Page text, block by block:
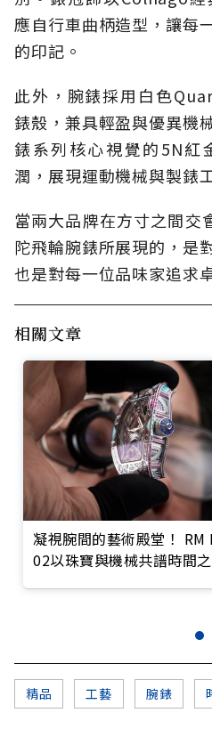
應自行車曲柄造型，讓每
的印記。
此外，腕錶採用白色
錶殼，兼具輕盈與優異機
錶系列核心視覺的5N紅
潤，展現運動機械與製錶
當兩大品牌在方寸之間
陀飛輪腕錶所展現的，是
也是對每一位品味家追求
相關文章
凝視腕間的藝術殿堂！ RM HJ-
02以珠寶與機械共譜時間
精品 工藝 腕錶